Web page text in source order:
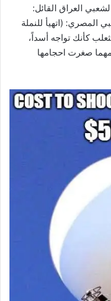
العراق القائل:
المصري: (اتهيأ للنملة
كأنك تواجه أسداً،
مهما صغرت احجامها